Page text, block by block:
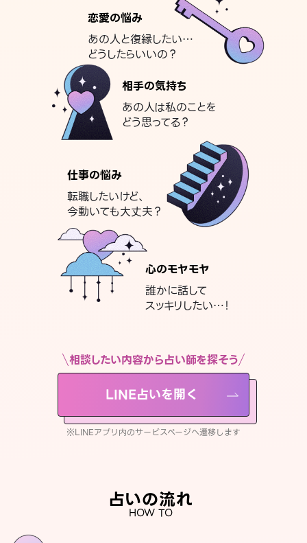
恋愛の悩み
あの人と復縁したい…
どうしたらいいの？
相手の気持ち
あの人は私のことを
どう思ってる？
仕事の悩み
転職したいけど、
今動いても大丈夫？
心のモヤモヤ
誰かに話して
スッキリしたい…！
相談したい内容から占い師を探そう
LINE占いを開く
※LINEアプリ内のサービスページへ遷移します
占いの流れ
HOW TO